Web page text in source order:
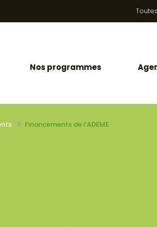
Nos programmes
Financements de l’ADEME